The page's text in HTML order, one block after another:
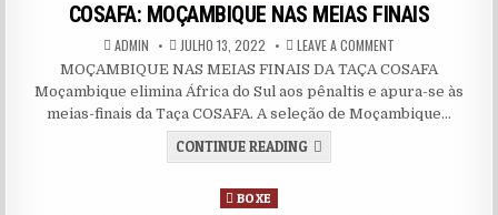
COSAFA: MOÇAMBIQUE NAS MEIAS FINAIS
AUTHOR:
ADMIN PUBLISHED DATE:
JULHO 13, 2022 LEAVE A COMMENT
MOÇAMBIQUE NAS MEIAS FINAIS DA TAÇA COSAFA
Moçambique elimina África do Sul aos pênaltis e apura-se às
meias-finais da Taça COSAFA. A seleção de Moçambique…
CONTINUE READINGCOSAFA: MOÇAMBIQUE
Posted in
BOXE